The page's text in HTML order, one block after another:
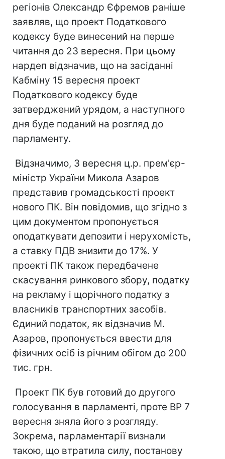
регіонів Олександр Єфремов раніше
заявляв, що проект Податкового
кодексу буде винесений на перше
читання до 23 вересня. При цьому
нардеп відзначив, що на засіданні
Кабміну 15 вересня проект
Податкового кодексу буде
затверджений урядом, а наступного
дня буде поданий на розгляд до
парламенту.
Відзначимо, 3 вересня ц.р. прем'єр-
міністр України Микола Азаров
представив громадськості проект
нового ПК. Він повідомив, що згідно з
цим документом пропонується
оподаткувати депозити і нерухомість,
а ставку ПДВ знизити до 17%. У
проекті ПК також передбачене
скасування ринкового збору, податку
на рекламу і щорічного податку з
власників транспортних засобів.
Єдиний податок, як відзначив М.
Азаров, пропонується ввести для
фізичних осіб із річним обігом до 200
тис. грн.
Проект ПК був готовий до другого
голосування в парламенті, проте ВР 7
вересня зняла його з розгляду.
Зокрема, парламентарії визнали
такою, що втратила силу, постанову